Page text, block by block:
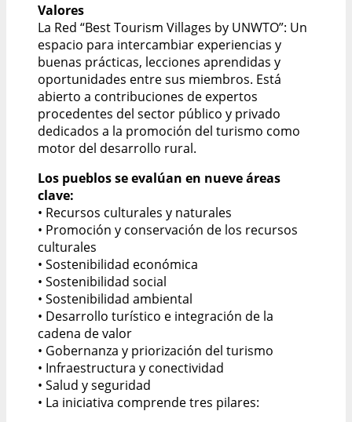
Valores
La Red “Best Tourism Villages by UNWTO”: Un
espacio para intercambiar experiencias y
buenas prácticas, lecciones aprendidas y
oportunidades entre sus miembros. Está
abierto a contribuciones de expertos
procedentes del sector público y privado
dedicados a la promoción del turismo como
motor del desarrollo rural.
Los pueblos se evalúan en nueve áreas
clave:
• Recursos culturales y naturales
• Promoción y conservación de los recursos
culturales
• Sostenibilidad económica
• Sostenibilidad social
• Sostenibilidad ambiental
• Desarrollo turístico e integración de la
cadena de valor
• Gobernanza y priorización del turismo
• Infraestructura y conectividad
• Salud y seguridad
• La iniciativa comprende tres pilares: